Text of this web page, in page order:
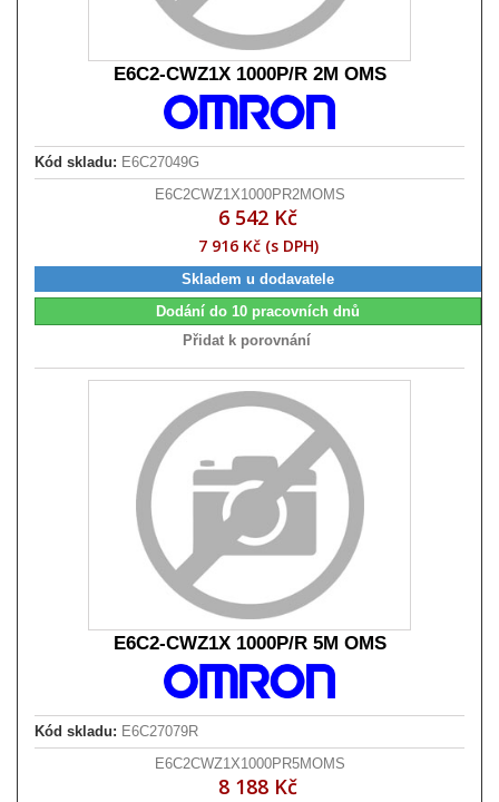
E6C2-CWZ1X 1000P/R 2M OMS
Kód skladu: E6C27049G
E6C2CWZ1X1000PR2MOMS
6 542 Kč
7 916 Kč (s DPH)
Skladem u dodavatele
Dodání do 10 pracovních dnů
Přidat k porovnání
E6C2-CWZ1X 1000P/R 5M OMS
Kód skladu: E6C27079R
E6C2CWZ1X1000PR5MOMS
8 188 Kč